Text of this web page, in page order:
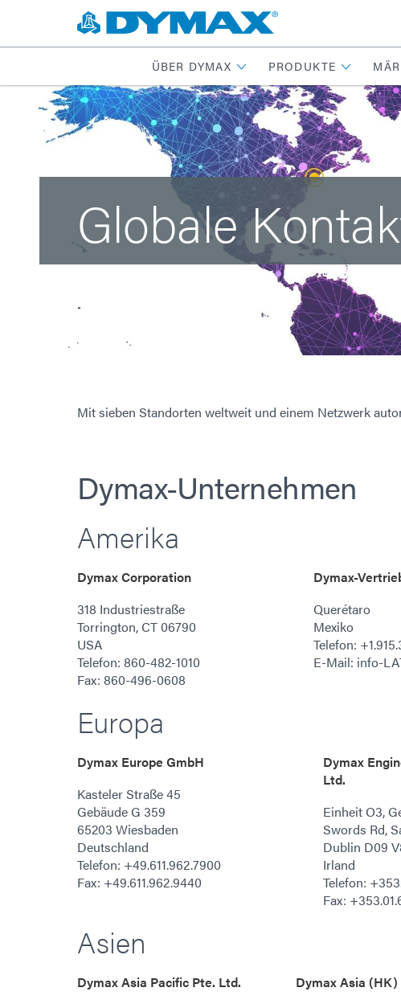
ÜBER DYMAX PRODUKTE
Globale
Mit sieben Standorten weltweit und einem Netzwerk
Dymax-Unternehmen
Amerika
Dymax Corporation
318 Industriestraße
Torrington, CT 06790
USA
Telefon: 860-482-1010
Fax: 860-496-0608
Dymax-
Querétaro
Mexiko
Telefon:
E-Mail: info-
Europa
Dymax Europe GmbH
Kasteler Straße 45
Gebäude G 359
65203 Wiesbaden
Deutschland
Telefon: +49.611.962.7900
Fax: +49.611.962.9440
Dymax
Ltd.
Einheit O3,
Swords Rd,
Dublin D09
Irland
Telefon:
Fax:
Asien
Dymax Asia Pacific Pte. Ltd.
Dymax Asia (HK)